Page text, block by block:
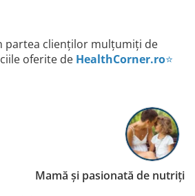
partea clienților mulțumiți de
oferite de HealthCorner.ro⭐
de nutriție – Iași Ioana C.,